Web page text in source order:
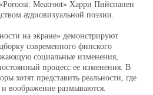
Meatroot» Харри Пийспанен
аудиовизуальной поэзии.
на экране» демонстрируют
современного финского
социальные изменения,
процесс ее изменения. В
хотят представить реальности, где
и воображение размываются.